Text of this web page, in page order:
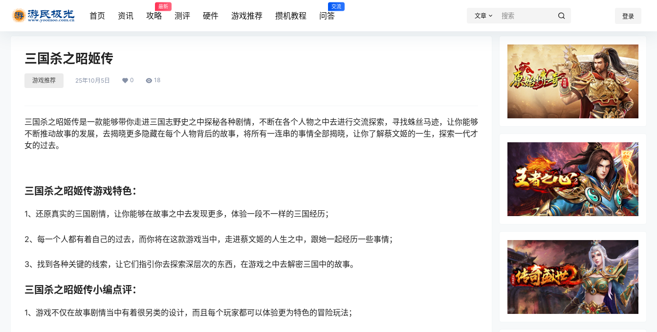
首页 资讯 攻略
最新
测评 硬件 游戏推荐 攒机教程 问答
交流
文章 登录
三国杀之昭姬传
游戏推荐 25年10月5日 0 18
三国杀之昭姬传是一款能够带你走进三国志野史之中探秘各种剧情，不断在各个人物之中去进行交流探索，寻找蛛丝马迹，让你能够
不断推动故事的发展，去揭晓更多隐藏在每个人物背后的故事，将所有一连串的事情全部揭晓，让你了解蔡文姬的一生，探索一代才
女的过去。
三国杀之昭姬传游戏特色：
1、还原真实的三国剧情，让你能够在故事之中去发现更多，体验一段不一样的三国经历；
2、每一个人都有着自己的过去，而你将在这款游戏当中，走进蔡文姬的人生之中，跟她一起经历一些事情；
3、找到各种关键的线索，让它们指引你去探索深层次的东西，在游戏之中去解密三国中的故事。
三国杀之昭姬传小编点评：
1、游戏不仅在故事剧情当中有着很另类的设计，而且每个玩家都可以体验更为特色的冒险玩法；